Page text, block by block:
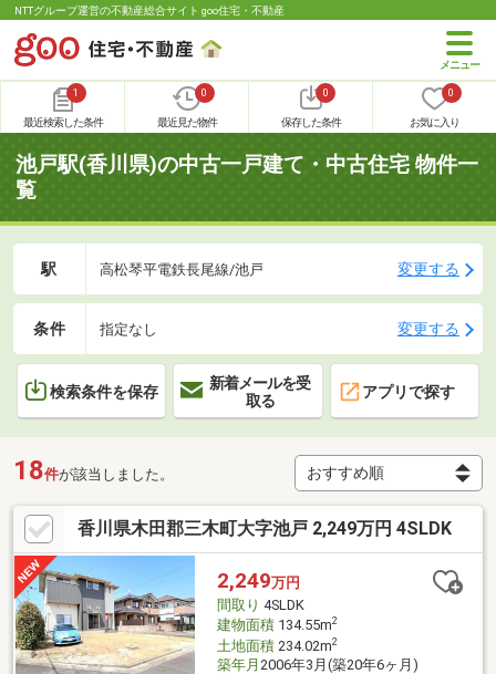
NTTグループ運営の不動産総合サイト goo住宅・不動産
1
最近検索した条件
0
最近見た物件
0
保存した条件
0
お気に入り
池戸駅(香川県)の中古一戸建て・中古住宅 物件一
覧
駅 高松琴平電鉄長尾線/池戸 変更する
条件 指定なし 変更する
検索条件を保存
新着メールを受
取る
アプリで探す
18件が該当しました。
香川県木田郡三木町大字池戸 2,249万円 4SLDK
2,249万円
間取り 4SLDK
建物面積134.55m2
土地面積234.02m2
築年月 2006年3月(築20年6ヶ月)